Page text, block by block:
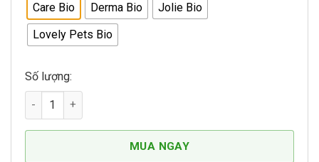
Care Bio Derma Bio
Jolie Bio
Lovely Pets Bio
Số lượng:
Sữa Tắm Dầu Tắm 4 Loại Care Derma Jolie Lovely Pets
MUA NGAY